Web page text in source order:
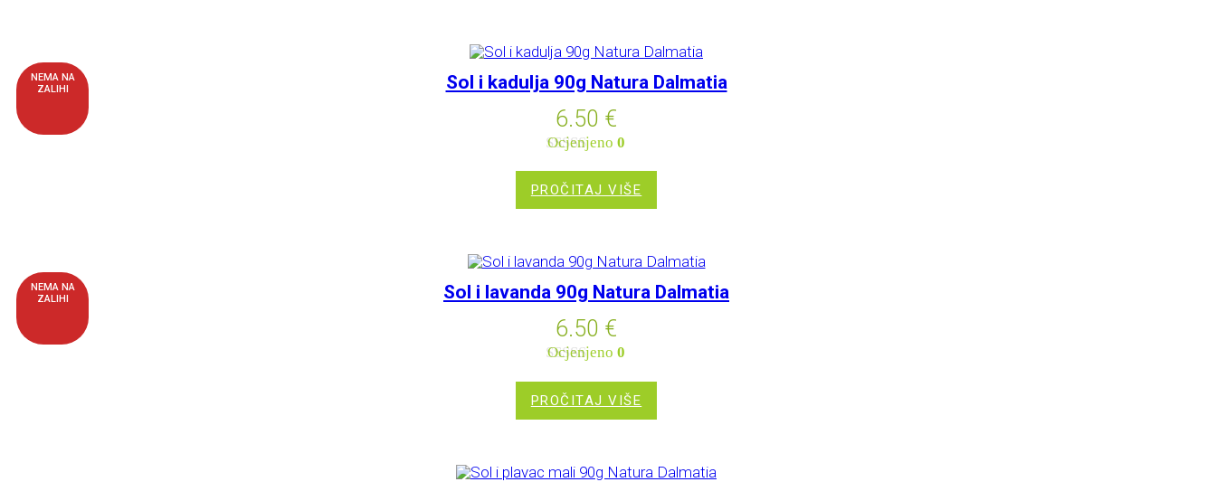
NEMA NA
ZALIHI
Sol i kadulja 90g Natura Dalmatia
6.50 €
Ocjenjeno 0
PROČITAJ VIŠE
NEMA NA
ZALIHI
Sol i lavanda 90g Natura Dalmatia
6.50 €
Ocjenjeno 0
PROČITAJ VIŠE